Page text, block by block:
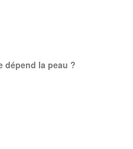
dépend la peau ?